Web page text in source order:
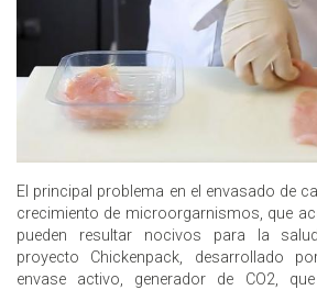
El principal problema en el envasado de
crecimiento de microorgarnismos, que
pueden resultar nocivos para la
proyecto Chickenpack, desarrollado
envase activo, generador de CO2,